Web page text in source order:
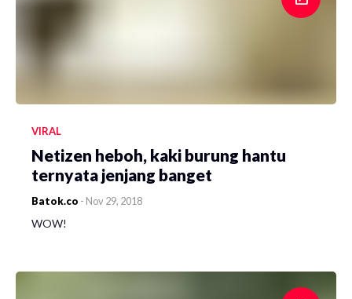
VIRAL
Netizen heboh, kaki burung hantu
ternyata jenjang banget
Batok.co - Nov 29, 2018
WOW!